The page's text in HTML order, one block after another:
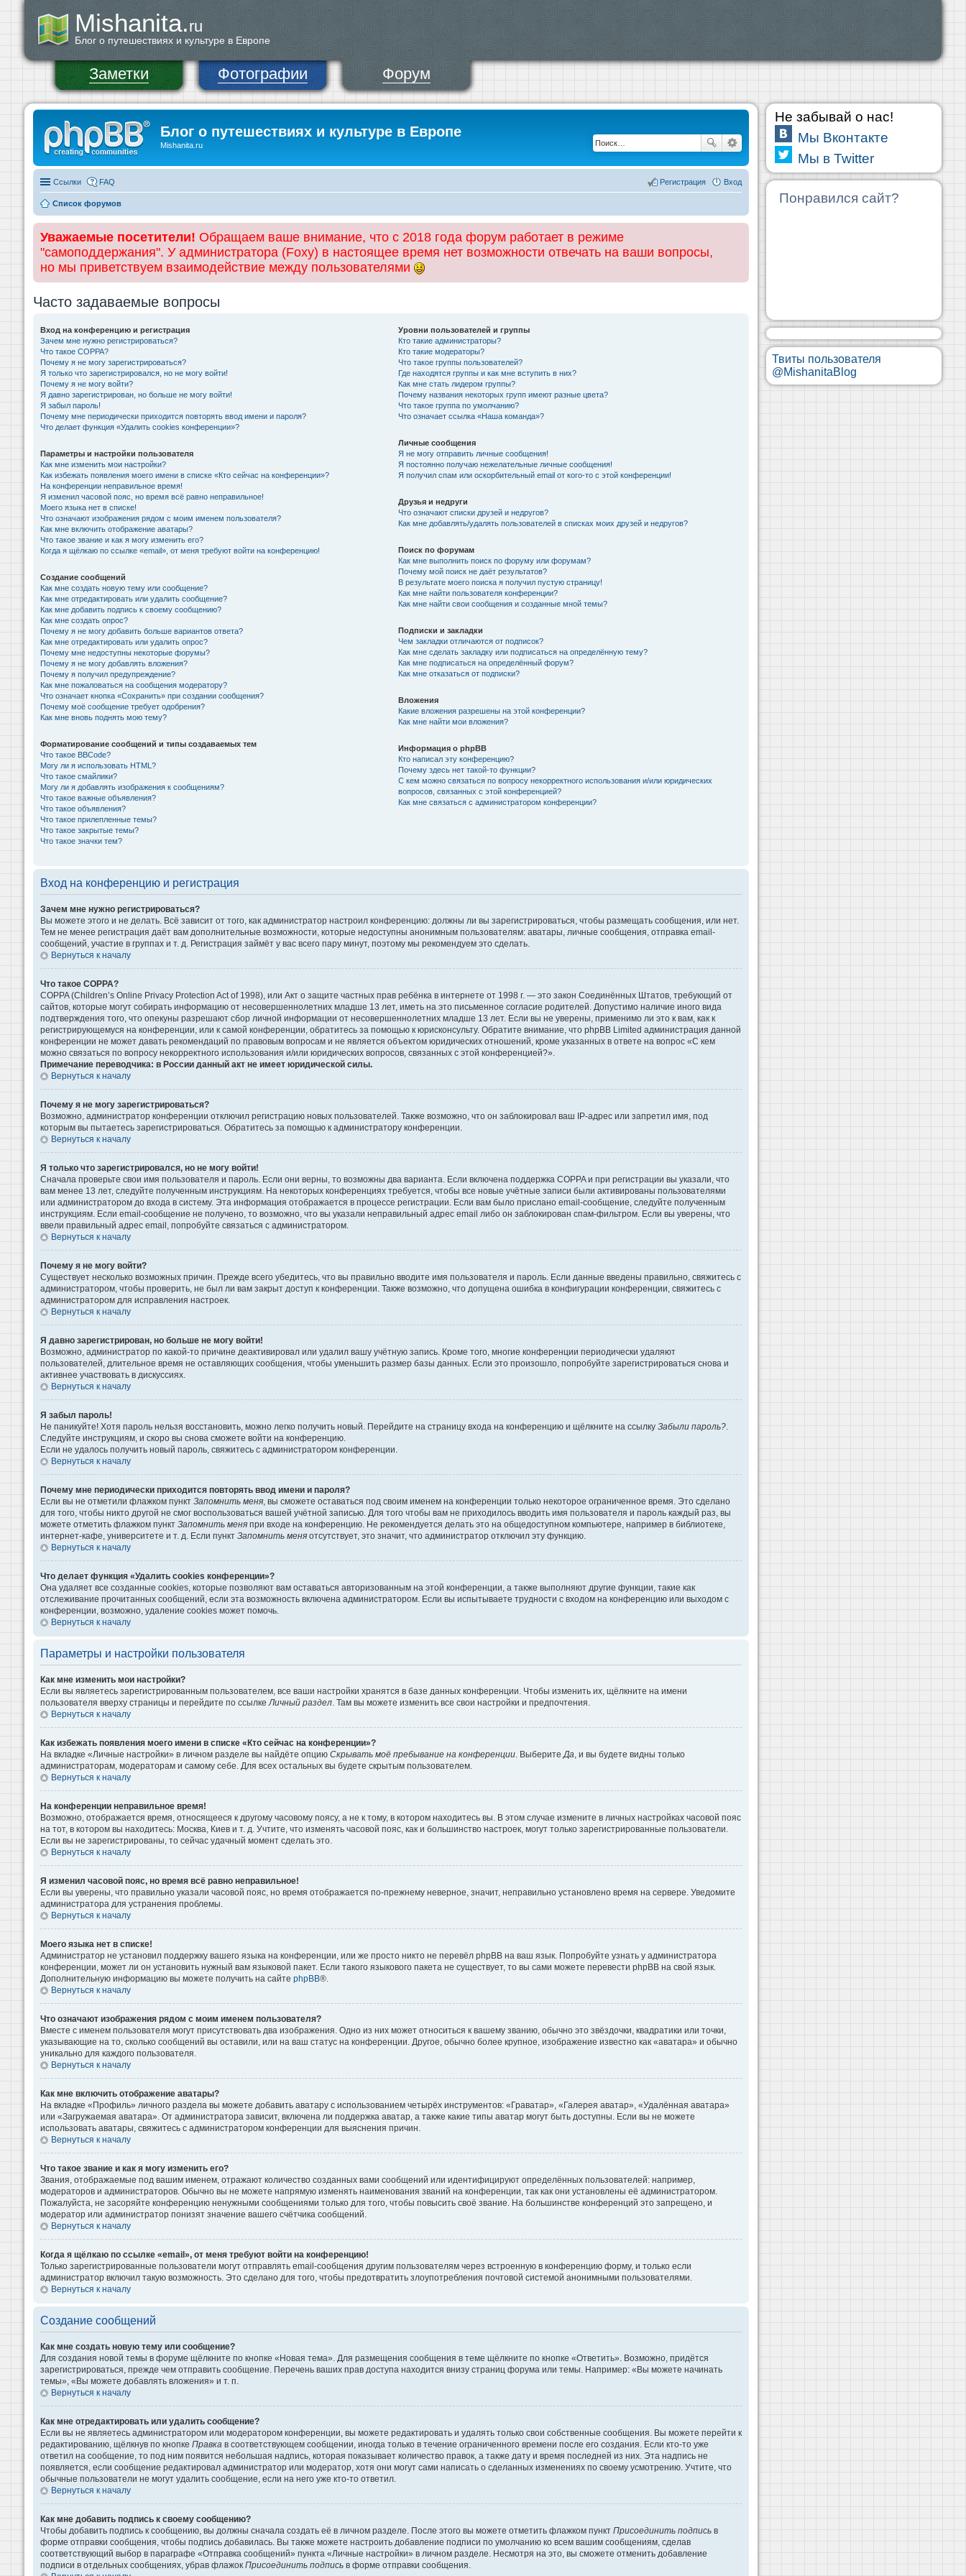
Mishanita.ru
Блог о путешествиях и культуре в Европе
Заметки Фотографии Форум
Блог о путешествиях и культуре в Европе
Mishanita.ru
Ссылки FAQ Вход
Регистрация
Список форумов
Уважаемые посетители! Обращаем ваше внимание, что с 2018 года форум работает в режиме
"самоподдержания". У администратора (Foxy) в настоящее время нет возможности отвечать на ваши вопросы,
но мы приветствуем взаимодействие между пользователями
Часто задаваемые вопросы
Вход на конференцию и регистрация
Зачем мне нужно регистрироваться?
Что такое COPPA?
Почему я не могу зарегистрироваться?
Я только что зарегистрировался, но не могу войти!
Почему я не могу войти?
Я давно зарегистрирован, но больше не могу войти!
Я забыл пароль!
Почему мне периодически приходится повторять ввод имени и пароля?
Что делает функция «Удалить cookies конференции»?
Параметры и настройки пользователя
Как мне изменить мои настройки?
Как избежать появления моего имени в списке «Кто сейчас на конференции»?
На конференции неправильное время!
Я изменил часовой пояс, но время всё равно неправильное!
Моего языка нет в списке!
Что означают изображения рядом с моим именем пользователя?
Как мне включить отображение аватары?
Что такое звание и как я могу изменить его?
Когда я щёлкаю по ссылке «email», от меня требуют войти на конференцию!
Создание сообщений
Как мне создать новую тему или сообщение?
Как мне отредактировать или удалить сообщение?
Как мне добавить подпись к своему сообщению?
Как мне создать опрос?
Почему я не могу добавить больше вариантов ответа?
Как мне отредактировать или удалить опрос?
Почему мне недоступны некоторые форумы?
Почему я не могу добавлять вложения?
Почему я получил предупреждение?
Как мне пожаловаться на сообщения модератору?
Что означает кнопка «Сохранить» при создании сообщения?
Почему моё сообщение требует одобрения?
Как мне вновь поднять мою тему?
Форматирование сообщений и типы создаваемых тем
Что такое BBCode?
Могу ли я использовать HTML?
Что такое смайлики?
Могу ли я добавлять изображения к сообщениям?
Что такое важные объявления?
Что такое объявления?
Что такое прилепленные темы?
Что такое закрытые темы?
Что такое значки тем?
Уровни пользователей и группы
Кто такие администраторы?
Кто такие модераторы?
Что такое группы пользователей?
Где находятся группы и как мне вступить в них?
Как мне стать лидером группы?
Почему названия некоторых групп имеют разные цвета?
Что такое группа по умолчанию?
Что означает ссылка «Наша команда»?
Личные сообщения
Я не могу отправить личные сообщения!
Я постоянно получаю нежелательные личные сообщения!
Я получил спам или оскорбительный email от кого-то с этой конференции!
Друзья и недруги
Что означают списки друзей и недругов?
Как мне добавлять/удалять пользователей в списках моих друзей и недругов?
Поиск по форумам
Как мне выполнить поиск по форуму или форумам?
Почему мой поиск не даёт результатов?
В результате моего поиска я получил пустую страницу!
Как мне найти пользователя конференции?
Как мне найти свои сообщения и созданные мной темы?
Подписки и закладки
Чем закладки отличаются от подписок?
Как мне сделать закладку или подписаться на определённую тему?
Как мне подписаться на определённый форум?
Как мне отказаться от подписки?
Вложения
Какие вложения разрешены на этой конференции?
Как мне найти мои вложения?
Информация о phpBB
Кто написал эту конференцию?
Почему здесь нет такой-то функции?
С кем можно связаться по вопросу некорректного использования и/или юридических
вопросов, связанных с этой конференцией?
Как мне связаться с администратором конференции?
Вход на конференцию и регистрация
Зачем мне нужно регистрироваться?
Вы можете этого и не делать. Всё зависит от того, как администратор настроил конференцию: должны ли вы зарегистрироваться, чтобы размещать сообщения, или нет.
Тем не менее регистрация даёт вам дополнительные возможности, которые недоступны анонимным пользователям: аватары, личные сообщения, отправка email-
сообщений, участие в группах и т. д. Регистрация займёт у вас всего пару минут, поэтому мы рекомендуем это сделать.
Вернуться к началу
Что такое COPPA?
COPPA (Children’s Online Privacy Protection Act of 1998), или Акт о защите частных прав ребёнка в интернете от 1998 г. — это закон Соединённых Штатов, требующий от
сайтов, которые могут собирать информацию от несовершеннолетних младше 13 лет, иметь на это письменное согласие родителей. Допустимо наличие иного вида
подтверждения того, что опекуны разрешают сбор личной информации от несовершеннолетних младше 13 лет. Если вы не уверены, применимо ли это к вам, как к
регистрирующемуся на конференции, или к самой конференции, обратитесь за помощью к юрисконсульту. Обратите внимание, что phpBB Limited администрация данной
конференции не может давать рекомендаций по правовым вопросам и не является объектом юридических отношений, кроме указанных в ответе на вопрос «С кем
можно связаться по вопросу некорректного использования и/или юридических вопросов, связанных с этой конференцией?».
Примечание переводчика: в России данный акт не имеет юридической силы.
Вернуться к началу
Почему я не могу зарегистрироваться?
Возможно, администратор конференции отключил регистрацию новых пользователей. Также возможно, что он заблокировал ваш IP-адрес или запретил имя, под
которым вы пытаетесь зарегистрироваться. Обратитесь за помощью к администратору конференции.
Вернуться к началу
Я только что зарегистрировался, но не могу войти!
Сначала проверьте свои имя пользователя и пароль. Если они верны, то возможны два варианта. Если включена поддержка COPPA и при регистрации вы указали, что
вам менее 13 лет, следуйте полученным инструкциям. На некоторых конференциях требуется, чтобы все новые учётные записи были активированы пользователями
или администратором до входа в систему. Эта информация отображается в процессе регистрации. Если вам было прислано email-сообщение, следуйте полученным
инструкциям. Если email-сообщение не получено, то возможно, что вы указали неправильный адрес email либо он заблокирован спам-фильтром. Если вы уверены, что
ввели правильный адрес email, попробуйте связаться с администратором.
Вернуться к началу
Почему я не могу войти?
Существует несколько возможных причин. Прежде всего убедитесь, что вы правильно вводите имя пользователя и пароль. Если данные введены правильно, свяжитесь с
администратором, чтобы проверить, не был ли вам закрыт доступ к конференции. Также возможно, что допущена ошибка в конфигурации конференции, свяжитесь с
администратором для исправления настроек.
Вернуться к началу
Я давно зарегистрирован, но больше не могу войти!
Возможно, администратор по какой-то причине деактивировал или удалил вашу учётную запись. Кроме того, многие конференции периодически удаляют
пользователей, длительное время не оставляющих сообщения, чтобы уменьшить размер базы данных. Если это произошло, попробуйте зарегистрироваться снова и
активнее участвовать в дискуссиях.
Вернуться к началу
Я забыл пароль!
Не паникуйте! Хотя пароль нельзя восстановить, можно легко получить новый. Перейдите на страницу входа на конференцию и щёлкните на ссылку Забыли пароль?
Следуйте инструкциям, и скоро вы снова сможете войти на конференцию.
Если не удалось получить новый пароль, свяжитесь с администратором конференции.
Вернуться к началу
Почему мне периодически приходится повторять ввод имени и пароля?
Если вы не отметили флажком пункт Запомнить меня , вы сможете оставаться под своим именем на конференции только некоторое ограниченное время. Это сделано
для того, чтобы никто другой не смог воспользоваться вашей учётной записью. Для того чтобы вам не приходилось вводить имя пользователя и пароль каждый раз, вы
можете отметить флажком пункт Запомнить меня при входе на конференцию. Не рекомендуется делать это на общедоступном компьютере, например в библиотеке,
интернет-кафе, университете и т. д. Если пункт Запомнить меня отсутствует, это значит, что администратор отключил эту функцию.
Вернуться к началу
Что делает функция «Удалить cookies конференции»?
Она удаляет все созданные cookies, которые позволяют вам оставаться авторизованным на этой конференции, а также выполняют другие функции, такие как
отслеживание прочитанных сообщений, если эта возможность включена администратором. Если вы испытываете трудности с входом на конференцию или выходом с
конференции, возможно, удаление cookies может помочь.
Вернуться к началу
Параметры и настройки пользователя
Как мне изменить мои настройки?
Если вы являетесь зарегистрированным пользователем, все ваши настройки хранятся в базе данных конференции. Чтобы изменить их, щёлкните на имени
пользователя вверху страницы и перейдите по ссылке Личный раздел . Там вы можете изменить все свои настройки и предпочтения.
Вернуться к началу
Как избежать появления моего имени в списке «Кто сейчас на конференции»?
На вкладке «Личные настройки» в личном разделе вы найдёте опцию Скрывать моё пребывание на конференции . Выберите Да , и вы будете видны только
администраторам, модераторам и самому себе. Для всех остальных вы будете скрытым пользователем.
Вернуться к началу
На конференции неправильное время!
Возможно, отображается время, относящееся к другому часовому поясу, а не к тому, в котором находитесь вы. В этом случае измените в личных настройках часовой пояс
на тот, в котором вы находитесь: Москва, Киев и т. д. Учтите, что изменять часовой пояс, как и большинство настроек, могут только зарегистрированные пользователи.
Если вы не зарегистрированы, то сейчас удачный момент сделать это.
Вернуться к началу
Я изменил часовой пояс, но время всё равно неправильное!
Если вы уверены, что правильно указали часовой пояс, но время отображается по-прежнему неверное, значит, неправильно установлено время на сервере. Уведомите
администратора для устранения проблемы.
Вернуться к началу
Моего языка нет в списке!
Администратор не установил поддержку вашего языка на конференции, или же просто никто не перевёл phpBB на ваш язык. Попробуйте узнать у администратора
конференции, может ли он установить нужный вам языковой пакет. Если такого языкового пакета не существует, то вы сами можете перевести phpBB на свой язык.
Дополнительную информацию вы можете получить на сайте phpBB®.
Вернуться к началу
Что означают изображения рядом с моим именем пользователя?
Вместе с именем пользователя могут присутствовать два изображения. Одно из них может относиться к вашему званию, обычно это звёздочки, квадратики или точки,
указывающие на то, сколько сообщений вы оставили, или на ваш статус на конференции. Другое, обычно более крупное, изображение известно как «аватара» и обычно
уникально для каждого пользователя.
Вернуться к началу
Как мне включить отображение аватары?
На вкладке «Профиль» личного раздела вы можете добавить аватару с использованием четырёх инструментов: «Граватар», «Галерея аватар», «Удалённая аватара»
или «Загружаемая аватара». От администратора зависит, включена ли поддержка аватар, а также какие типы аватар могут быть доступны. Если вы не можете
использовать аватары, свяжитесь с администратором конференции для выяснения причин.
Вернуться к началу
Что такое звание и как я могу изменить его?
Звания, отображаемые под вашим именем, отражают количество созданных вами сообщений или идентифицируют определённых пользователей: например,
модераторов и администраторов. Обычно вы не можете напрямую изменять наименования званий на конференции, так как они установлены её администратором.
Пожалуйста, не засоряйте конференцию ненужными сообщениями только для того, чтобы повысить своё звание. На большинстве конференций это запрещено, и
модератор или администратор понизят значение вашего счётчика сообщений.
Вернуться к началу
Когда я щёлкаю по ссылке «email», от меня требуют войти на конференцию!
Только зарегистрированные пользователи могут отправлять email-сообщения другим пользователям через встроенную в конференцию форму, и только если
администратор включил такую возможность. Это сделано для того, чтобы предотвратить злоупотребления почтовой системой анонимными пользователями.
Вернуться к началу
Создание сообщений
Как мне создать новую тему или сообщение?
Для создания новой темы в форуме щёлкните по кнопке «Новая тема». Для размещения сообщения в теме щёлкните по кнопке «Ответить». Возможно, придётся
зарегистрироваться, прежде чем отправить сообщение. Перечень ваших прав доступа находится внизу страниц форума или темы. Например: «Вы можете начинать
темы», «Вы можете добавлять вложения» и т. п.
Вернуться к началу
Как мне отредактировать или удалить сообщение?
Если вы не являетесь администратором или модератором конференции, вы можете редактировать и удалять только свои собственные сообщения. Вы можете перейти к
редактированию, щёлкнув по кнопке Правка в соответствующем сообщении, иногда только в течение ограниченного времени после его создания. Если кто-то уже
ответил на сообщение, то под ним появится небольшая надпись, которая показывает количество правок, а также дату и время последней из них. Эта надпись не
появляется, если сообщение редактировал администратор или модератор, хотя они могут сами написать о сделанных изменениях по своему усмотрению. Учтите, что
обычные пользователи не могут удалить сообщение, если на него уже кто-то ответил.
Вернуться к началу
Как мне добавить подпись к своему сообщению?
Чтобы добавить подпись к сообщению, вы должны сначала создать её в личном разделе. После этого вы можете отметить флажком пункт Присоединить подпись в
форме отправки сообщения, чтобы подпись добавилась. Вы также можете настроить добавление подписи по умолчанию ко всем вашим сообщениям, сделав
соответствующий выбор в параграфе «Отправка сообщений» пункта «Личные настройки» в личном разделе. Несмотря на это, вы сможете отменить добавление
подписи в отдельных сообщениях, убрав флажок Присоединить подпись в форме отправки сообщения.
Не забывай о нас!
Мы Вконтакте
Мы в Twitter
Понравился сайт?
Твиты пользователя
@MishanitaBlog